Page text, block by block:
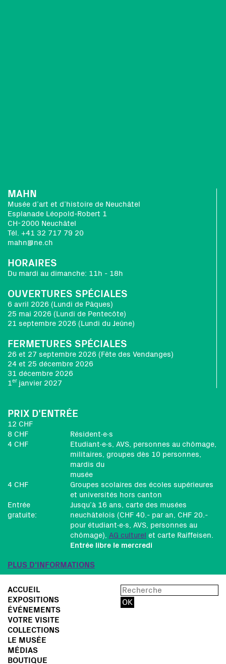
MAHN
Musée d’art et d’histoire de Neuchâtel
Esplanade Léopold-Robert 1
CH-2000 Neuchâtel
Tél. +41 32 717 79 20
mahn@ne.ch
HORAIRES
Du mardi au dimanche: 11h - 18h
OUVERTURES SPÉCIALES
6 avril 2026 (Lundi de Pâques)
25 mai 2026 (Lundi de Pentecôte)
21 septembre 2026 (Lundi du Jeûne)
FERMETURES SPÉCIALES
26 et 27 septembre 2026 (Fête des Vendanges)
24 et 25 décembre 2026
31 décembre 2026
1er janvier 2027
PRIX D'ENTRÉE
12 CHF
8 CHF
Résident∙e∙s
4 CHF
Etudiant∙e∙s, AVS, personnes au chômage,
militaires, groupes dès 10 personnes,
mardis du
musée
4 CHF
Groupes scolaires des écoles supérieures
et universités hors canton
Entrée
gratuite:
Jusqu’à 16 ans, carte des musées
neuchâtelois (CHF 40.- par an, CHF 20.-
pour étudiant∙e∙s, AVS, personnes au
chômage), AG culturel et carte Raiffeisen.
Entrée libre le mercredi
PLUS D'INFORMATIONS
ACCUEIL
EXPOSITIONS
ÉVÉNEMENTS
VOTRE VISITE
COLLECTIONS
LE MUSÉE
MÉDIAS
BOUTIQUE